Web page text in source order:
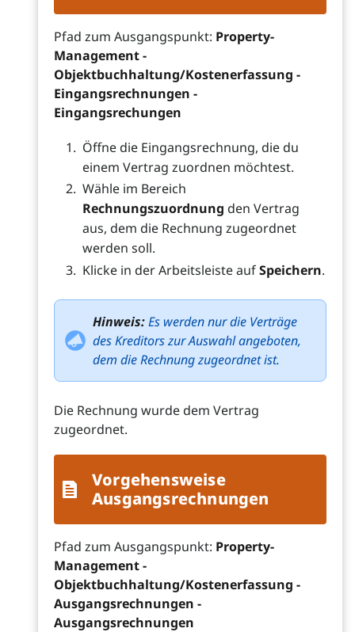
Pfad zum Ausgangspunkt: Property-
Management -
Objektbuchhaltung/Kostenerfassung -
Eingangsrechnungen -
Eingangsrechungen
Öffne die Eingangsrechnung, die du
einem Vertrag zuordnen möchtest.
Wähle im Bereich
Rechnungszuordnung den Vertrag
aus, dem die Rechnung zugeordnet
werden soll.
Klicke in der Arbeitsleiste aufSpeichern.
Hinweis:Es werden nur die Verträge
des Kreditors zur Auswahl angeboten,
dem die Rechnung zugeordnet ist.
Die Rechnung wurde dem Vertrag
zugeordnet.
Vorgehensweise
Ausgangsrechnungen
Pfad zum Ausgangspunkt: Property-
Management -
Objektbuchhaltung/Kostenerfassung -
Ausgangsrechnungen -
Ausgangsrechnungen